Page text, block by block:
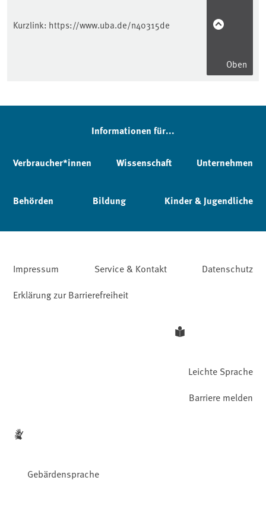
Kurzlink: https://www.uba.de/n40315de
Oben
Informationen für...
Verbraucher*innen Wissenschaft Unternehmen
Behörden Bildung Kinder & Jugendliche
Impressum Service & Kontakt
Datenschutz
Erklärung zur Barrierefreiheit
Leichte Sprache
Gebärdensprache
Barriere melden